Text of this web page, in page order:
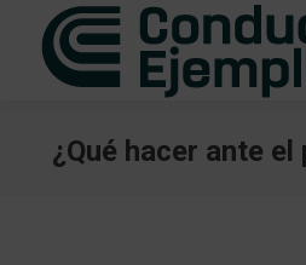
¿Qué hacer ante el